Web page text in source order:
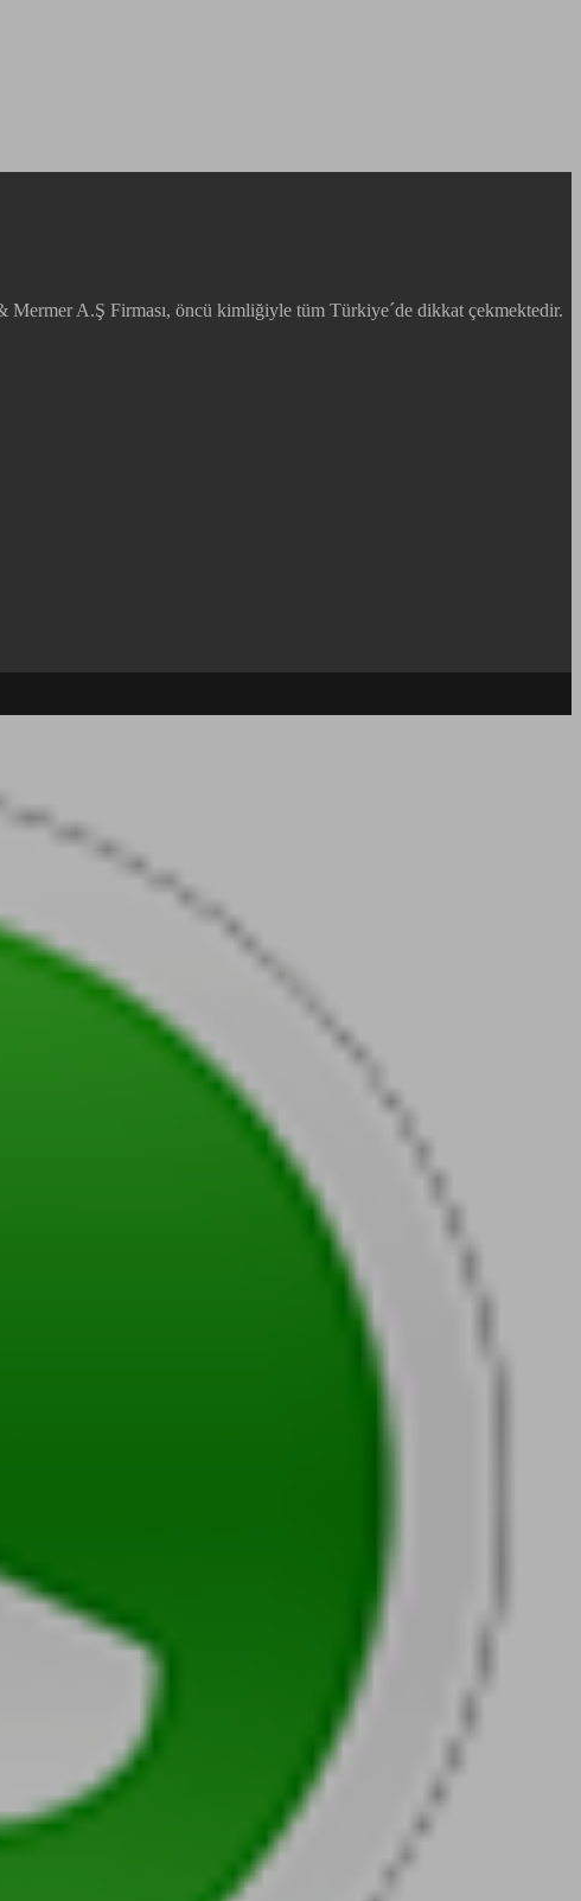
A.Ş Firması, öncü kimliğiyle tüm Türkiye´de dikkat çekmektedir.